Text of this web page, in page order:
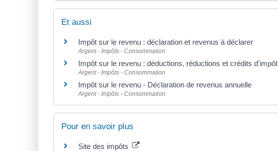
Et aussi
Impôt sur le revenu : déclaration et revenus à déclarer
Argent - Impôts - Consommation
Impôt sur le revenu : déductions, réductions et crédits d'impôt
Argent - Impôts - Consommation
Impôt sur le revenu - Déclaration de revenus annuelle
Argent - Impôts - Consommation
Pour en savoir plus
Site des impôts